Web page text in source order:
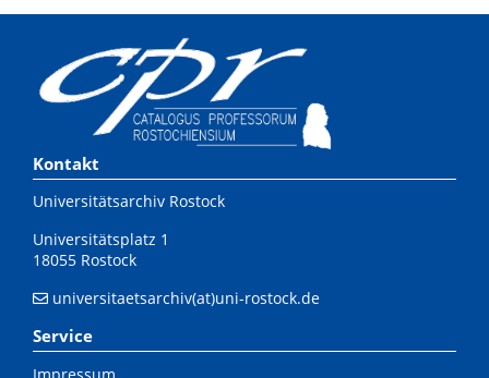
Kontakt
Universitätsarchiv Rostock
Universitätsplatz 1
18055 Rostock
universitaetsarchiv(at)uni-rostock.de
Service